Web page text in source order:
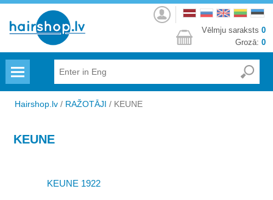
Autorizēties
Vēlmju saraksts 0
Grozā: 0
Hairshop.lv / RAŽOTĀJI / KEUNE
KEUNE
KEUNE 1922